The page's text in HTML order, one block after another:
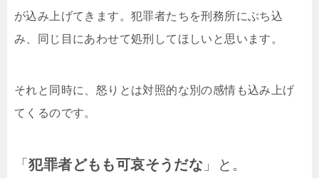
が込み上げてきます。犯罪者たちを刑務所にぶち込
み、同じ目にあわせて処刑してほしいと思います。
それと同時に、怒りとは対照的な別の感情も込み上げ
てくるのです。
「犯罪者どもも可哀そうだな 」と。